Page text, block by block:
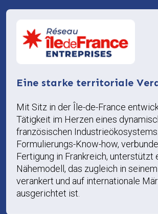
Eine starke territoriale
Mit Sitz in der Île-de-France
Tätigkeit im Herzen eines
französischen
Formulierungs-Know-how,
Fertigung in Frankreich, unterstützt
Nähemodell, das zugleich in
verankert und auf internationale
ausgerichtet ist.